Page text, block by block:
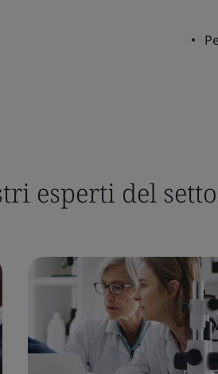
esperti del